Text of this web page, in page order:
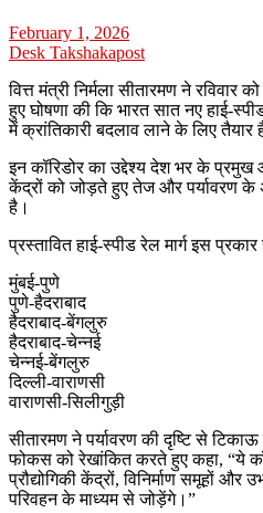
February 1, 2026
Desk Takshakapost
वित्त मंत्री निर्मला सीतारमण ने
हुए घोषणा की कि भारत सात नए हाई-
में क्रांतिकारी बदलाव लाने के लिए तैयार
इन कॉरिडोर का उद्देश्य देश भर के
केंद्रों को जोड़ते हुए तेज और पर्यावरण के
है।
प्रस्तावित हाई-स्पीड रेल मार्ग इस प्रकार
मुंबई-पुणे
पुणे-हैदराबाद
हैदराबाद-बेंगलुरु
हैदराबाद-चेन्नई
चेन्नई-बेंगलुरु
दिल्ली-वाराणसी
वाराणसी-सिलीगुड़ी
सीतारमण ने पर्यावरण की दृष्टि से
फोकस को रेखांकित करते हुए कहा, “ये
प्रौद्योगिकी केंद्रों, विनिर्माण समूहों
परिवहन के माध्यम से जोड़ेंगे।”